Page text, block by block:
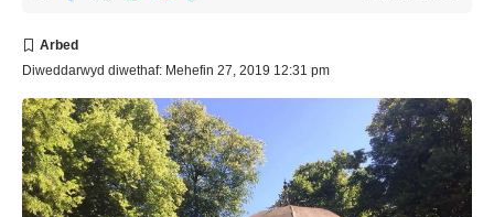
Diweddarwyd diwethaf: Mehefin 27, 2019 12:31 pm